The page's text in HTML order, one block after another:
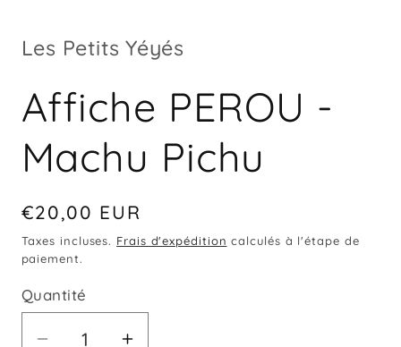
dans
Les Petits Yéyés
Affiche PEROU -
Machu Pichu
Prix
habituel
€20,00 EUR
Taxes incluses. Frais d'expédition calculés à l'étape de
paiement.
Quantité
Quantité